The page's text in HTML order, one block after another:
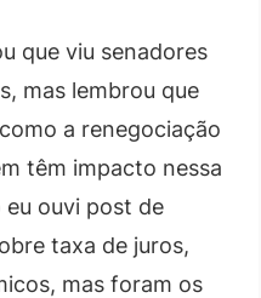
que viu senadores
mas lembrou que
a renegociação
têm impacto nessa
eu ouvi post de
taxa de juros,
mas foram os